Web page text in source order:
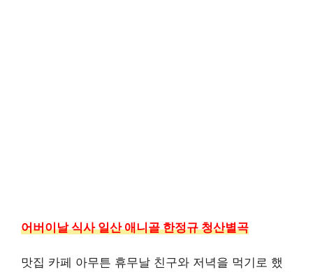
어버이날 식사 일산 애니골 한정규 청산별곡
맛집 카페 아무튼 휴무날 친구와 저녁을 먹기로 했